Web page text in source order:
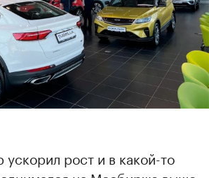
ускорил рост и в какой-то